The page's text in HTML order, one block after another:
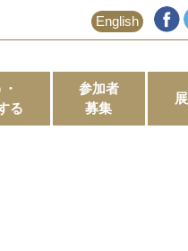
English
る
参加者
募集